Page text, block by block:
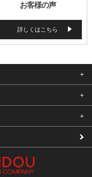
お客様の声
詳しくはこちら